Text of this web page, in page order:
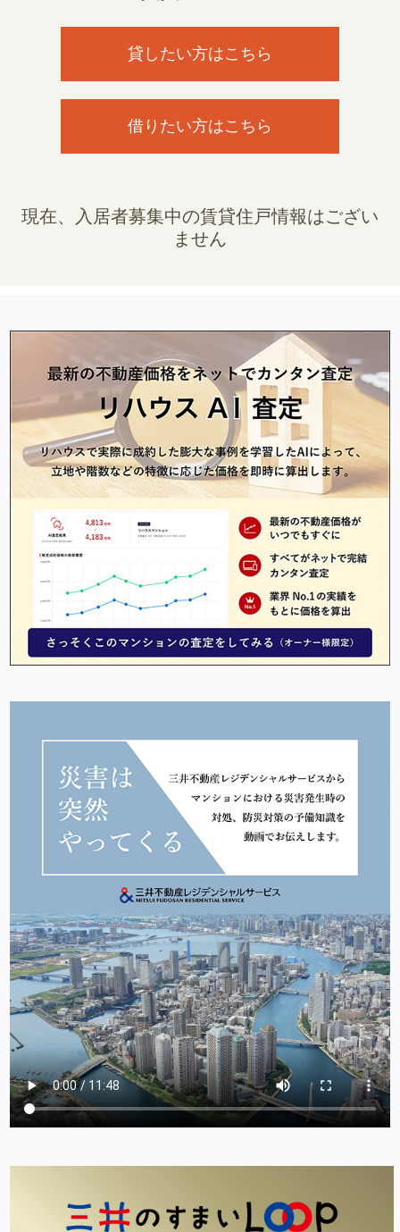
貸したい方はこちら
借りたい方はこちら
現在、入居者募集中の賃貸住戸情報はござい
ません